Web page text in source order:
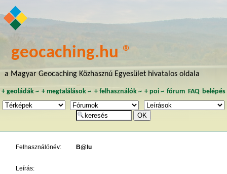
geocaching.hu ®
a Magyar Geocaching Közhasznú Egyesület hivatalos oldala
+ geoládák~ +megtalálások ~ + felhasználók~ + poi~ fórum FAQ belépés
Felhasználónév: B@lu
Leírás: